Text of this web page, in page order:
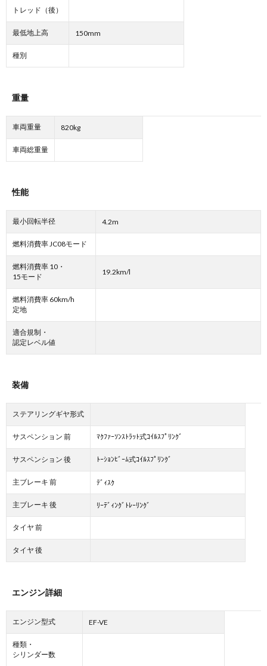
トレッド（後）
最低地上高 150mm
種別
重量
車両重量 820kg
車両総重量
性能
最小回転半径 4.2m
燃料消費率 JC08モード
燃料消費率 10・
15モード
19.2km/l
燃料消費率 60km/h
定地
適合規制・
認定レベル値
装備
ステアリングギヤ形式
サスペンション 前 ﾏｸﾌｧｰｿﾝｽﾄﾗｯﾄ式ｺｲﾙｽﾌﾟﾘﾝｸﾞ
サスペンション 後 ﾄｰｼｮﾝﾋﾞｰﾑ式ｺｲﾙｽﾌﾟﾘﾝｸﾞ
主ブレーキ 前 ﾃﾞｨｽｸ
主ブレーキ 後 ﾘｰﾃﾞｨﾝｸﾞﾄﾚｰﾘﾝｸﾞ
タイヤ 前
タイヤ 後
エンジン詳細
エンジン型式 EF-VE
種類・
シリンダー数